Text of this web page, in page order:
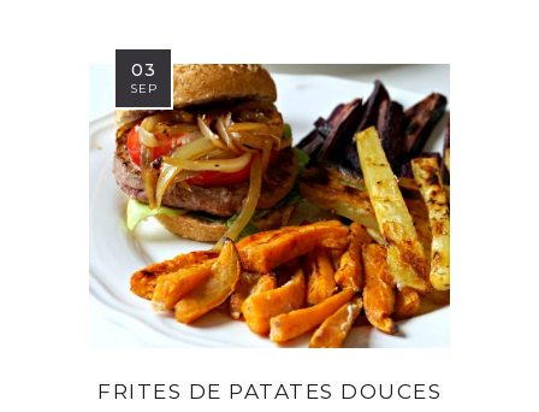
03
SEP
FRITES DE PATATES DOUCES